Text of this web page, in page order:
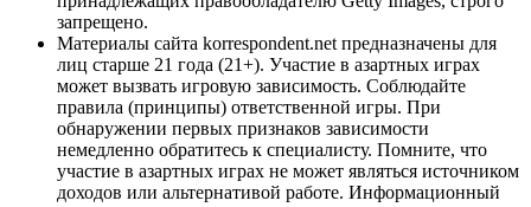
запрещено.
Материалы сайта korrespondent.net предназначены для
лиц старше 21 года (21+). Участие в азартных играх
может вызвать игровую зависимость. Соблюдайте
правила (принципы) ответственной игры. При
обнаружении первых признаков зависимости
немедленно обратитесь к специалисту. Помните, что
участие в азартных играх не может являться источником
доходов или альтернативой работе. Информационный